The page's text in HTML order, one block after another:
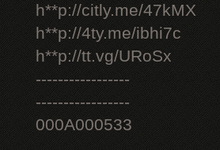
h**p://citly.me/47kMX
h**p://4ty.me/ibhi7c
h**p://tt.vg/URoSx
-----------------
-----------------
000A000533